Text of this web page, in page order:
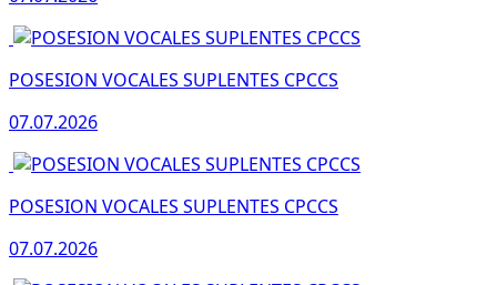
POSESION VOCALES SUPLENTES CPCCS
07.07.2026
POSESION VOCALES SUPLENTES CPCCS
07.07.2026